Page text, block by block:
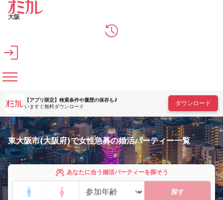
メインコンテンツへスキップ
大阪
【アプリ限定】 検索条件や履歴の保存も♪
いますぐ無料ダウンロード
ダウンロード
東大阪市(大阪府)で女性急募の婚活パーティー一覧
あなたに合う婚活パーティーを探そう
探す